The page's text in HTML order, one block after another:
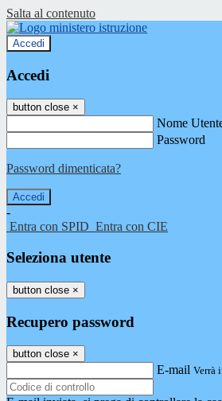
Salta al contenuto
Accedi
Accedi
button close ×
Nome
Password
Password dimenticata?
-
Entra con SPID Entra con CIE
Seleziona utente
button close ×
Recupero password
button close ×
E-mail Verrà